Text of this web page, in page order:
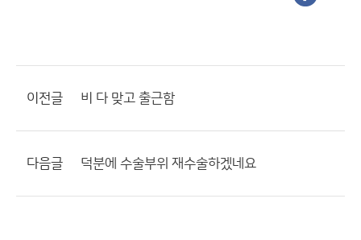
이전글 비 다 맞고 출근함
다음글 덕분에 수술부위 재수술하겠네요